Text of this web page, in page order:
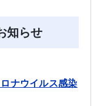
知らせ
ナウイルス感染